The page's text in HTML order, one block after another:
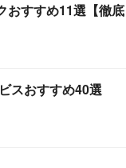
おすすめ11選【徹底
スおすすめ40選